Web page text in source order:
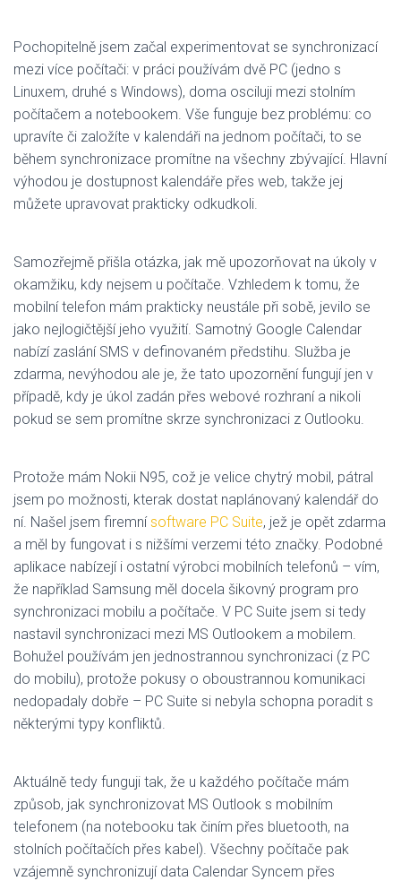
Pochopitelně jsem začal experimentovat se synchronizací
mezi více počítači: v práci používám dvě PC (jedno s
Linuxem, druhé s Windows), doma osciluji mezi stolním
počítačem a notebookem. Vše funguje bez problému: co
upravíte či založíte v kalendáři na jednom počítači, to se
během synchronizace promítne na všechny zbývající. Hlavní
výhodou je dostupnost kalendáře přes web, takže jej
můžete upravovat prakticky odkudkoli.
Samozřejmě přišla otázka, jak mě upozorňovat na úkoly v
okamžiku, kdy nejsem u počítače. Vzhledem k tomu, že
mobilní telefon mám prakticky neustále při sobě, jevilo se
jako nejlogičtější jeho využití. Samotný Google Calendar
nabízí zaslání SMS v definovaném předstihu. Služba je
zdarma, nevýhodou ale je, že tato upozornění fungují jen v
případě, kdy je úkol zadán přes webové rozhraní a nikoli
pokud se sem promítne skrze synchronizaci z Outlooku.
Protože mám Nokii N95, což je velice chytrý mobil, pátral
jsem po možnosti, kterak dostat naplánovaný kalendář do
ní. Našel jsem firemnísoftware PC Suite, jež je opět zdarma
a měl by fungovat i s nižšími verzemi této značky. Podobné
aplikace nabízejí i ostatní výrobci mobilních telefonů – vím,
že například Samsung měl docela šikovný program pro
synchronizaci mobilu a počítače. V PC Suite jsem si tedy
nastavil synchronizaci mezi MS Outlookem a mobilem.
Bohužel používám jen jednostrannou synchronizaci (z PC
do mobilu), protože pokusy o oboustrannou komunikaci
nedopadaly dobře – PC Suite si nebyla schopna poradit s
některými typy konfliktů.
Aktuálně tedy funguji tak, že u každého počítače mám
způsob, jak synchronizovat MS Outlook s mobilním
telefonem (na notebooku tak činím přes bluetooth, na
stolních počítačích přes kabel). Všechny počítače pak
vzájemně synchronizují data Calendar Syncem přes